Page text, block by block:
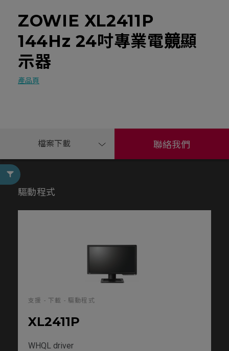
ZOWIE XL2411P
144Hz 24吋專業電竸顯
示器
產品頁
檔案下載 聯絡我們
驅動程式
支援 - 下載 - 驅動程式
XL2411P
WHQL driver